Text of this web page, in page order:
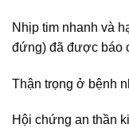
Nhịp tim nhanh và
đứng) đã được báo
Thận trọng ở bệnh
Hội chứng an thần